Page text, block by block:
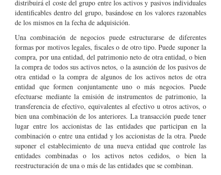
distribuirá el coste del grupo entre los activos y pasivos individuales
identificables dentro del grupo, basándose en los valores razonables
de los mismos en la fecha de adquisición.
Una combinación de negocios puede estructurarse de diferentes
formas por motivos legales, fiscales o de otro tipo. Puede suponer la
compra, por una entidad, del patrimonio neto de otra entidad, o bien
la compra de todos sus activos netos, o la asunción de los pasivos de
otra entidad o la compra de algunos de los activos netos de otra
entidad que formen conjuntamente uno o más negocios. Puede
efectuarse mediante la emisión de instrumentos de patrimonio, la
transferencia de efectivo, equivalentes al efectivo u otros activos, o
bien una combinación de los anteriores. La transacción puede tener
lugar entre los accionistas de las entidades que participan en la
combinación o entre una entidad y los accionistas de la otra. Puede
suponer el establecimiento de una nueva entidad que controle las
entidades combinadas o los activos netos cedidos, o bien la
reestructuración de una o más de las entidades que se combinan.